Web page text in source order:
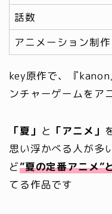
話数
アニメーション制作
key原作で、『
ンチャーゲームをア
「夏」 と 「アニメ」
思い浮かべる人が多
ど”夏の定番アニメ”
てる作品です